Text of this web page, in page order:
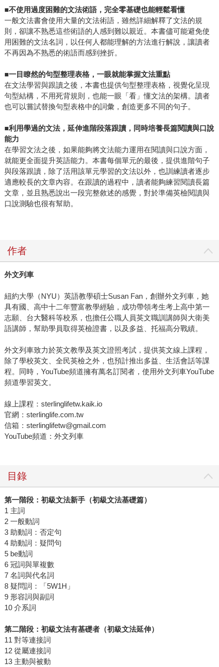
■不使用過度困難的文法術語，完全零基礎也能輕鬆看懂
一般文法書會使用大量的文法術語，雖然詳細解釋了文法的規
則，卻讓不熟悉這些術語的人感到難以親近。本書儘可能避免使
用困難的文法名詞，以任何人都能理解的方法進行解說，讓讀者
不再因為不熟悉的術語而感到挫折。
■一目瞭然的句型整理表格，一眼就能掌握文法重點
在文法學習與跟讀之後，本書也提供句型整理表格，視覺化呈現
句型結構，不用死背規則，也能一眼「看」懂文法的架構。讀者
也可以嘗試替換句型表格中的詞彙，創造更多不同的句子。
■利用學過的文法，延伸進階段落跟讀，同時培養長篇閱讀與口說
能力
在學習文法之後，如果能夠將文法能力運用在閱讀與口說方面，
就能更全面提升英語能力。本書每個單元的最後，提供進階句子
與段落跟讀，除了活用該單元學習的文法以外，也訓練讀者逐步
適應較長的文章內容。在跟讀的過程中，讀者能夠練習閱讀長篇
文章，並且熟悉說出一段完整敘述的感覺，對於準備英檢閱讀與
口說測驗也很有幫助。
作者
外文列車
紐約大學（NYU）英語教學碩士Susan Fan，創辦外文列車，她
具有國、高中十二年豐富教學經驗，成功帶領考生考上高中第一
志願、台大醫科等校系，也擔任公職人員英文職訓講師與大衛美
語講師，幫助學員取得英檢證書，以及多益、托福高分戰績。
外文列車致力於英文教學及英文證照考試，提供英文線上課程，
除了學校英文、全民英檢之外，也預計推出多益、生活會話等課
程。同時，YouTube頻道擁有萬名訂閱者，使用外文列車YouTube
頻道學習英文。
線上課程：sterlinglifetw.kaik.io
官網：sterlinglife.com.tw
信箱：sterlinglifetw@gmail.com
YouTube頻道：外文列車
目錄
第一階段：初級文法新手（初級文法基礎篇）
1 主詞
2 一般動詞
3 助動詞：否定句
4 助動詞：疑問句
5 be動詞
6 冠詞與單複數
7 名詞與代名詞
8 疑問詞：「5W1H」
9 形容詞與副詞
10 介系詞
第二階段：初級文法有基礎者（初級文法延伸）
11 對等連接詞
12 從屬連接詞
13 主動與被動